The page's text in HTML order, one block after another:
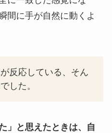
間に手が自然に動くよ
反応している、そん
した。
」と思えたときは、自